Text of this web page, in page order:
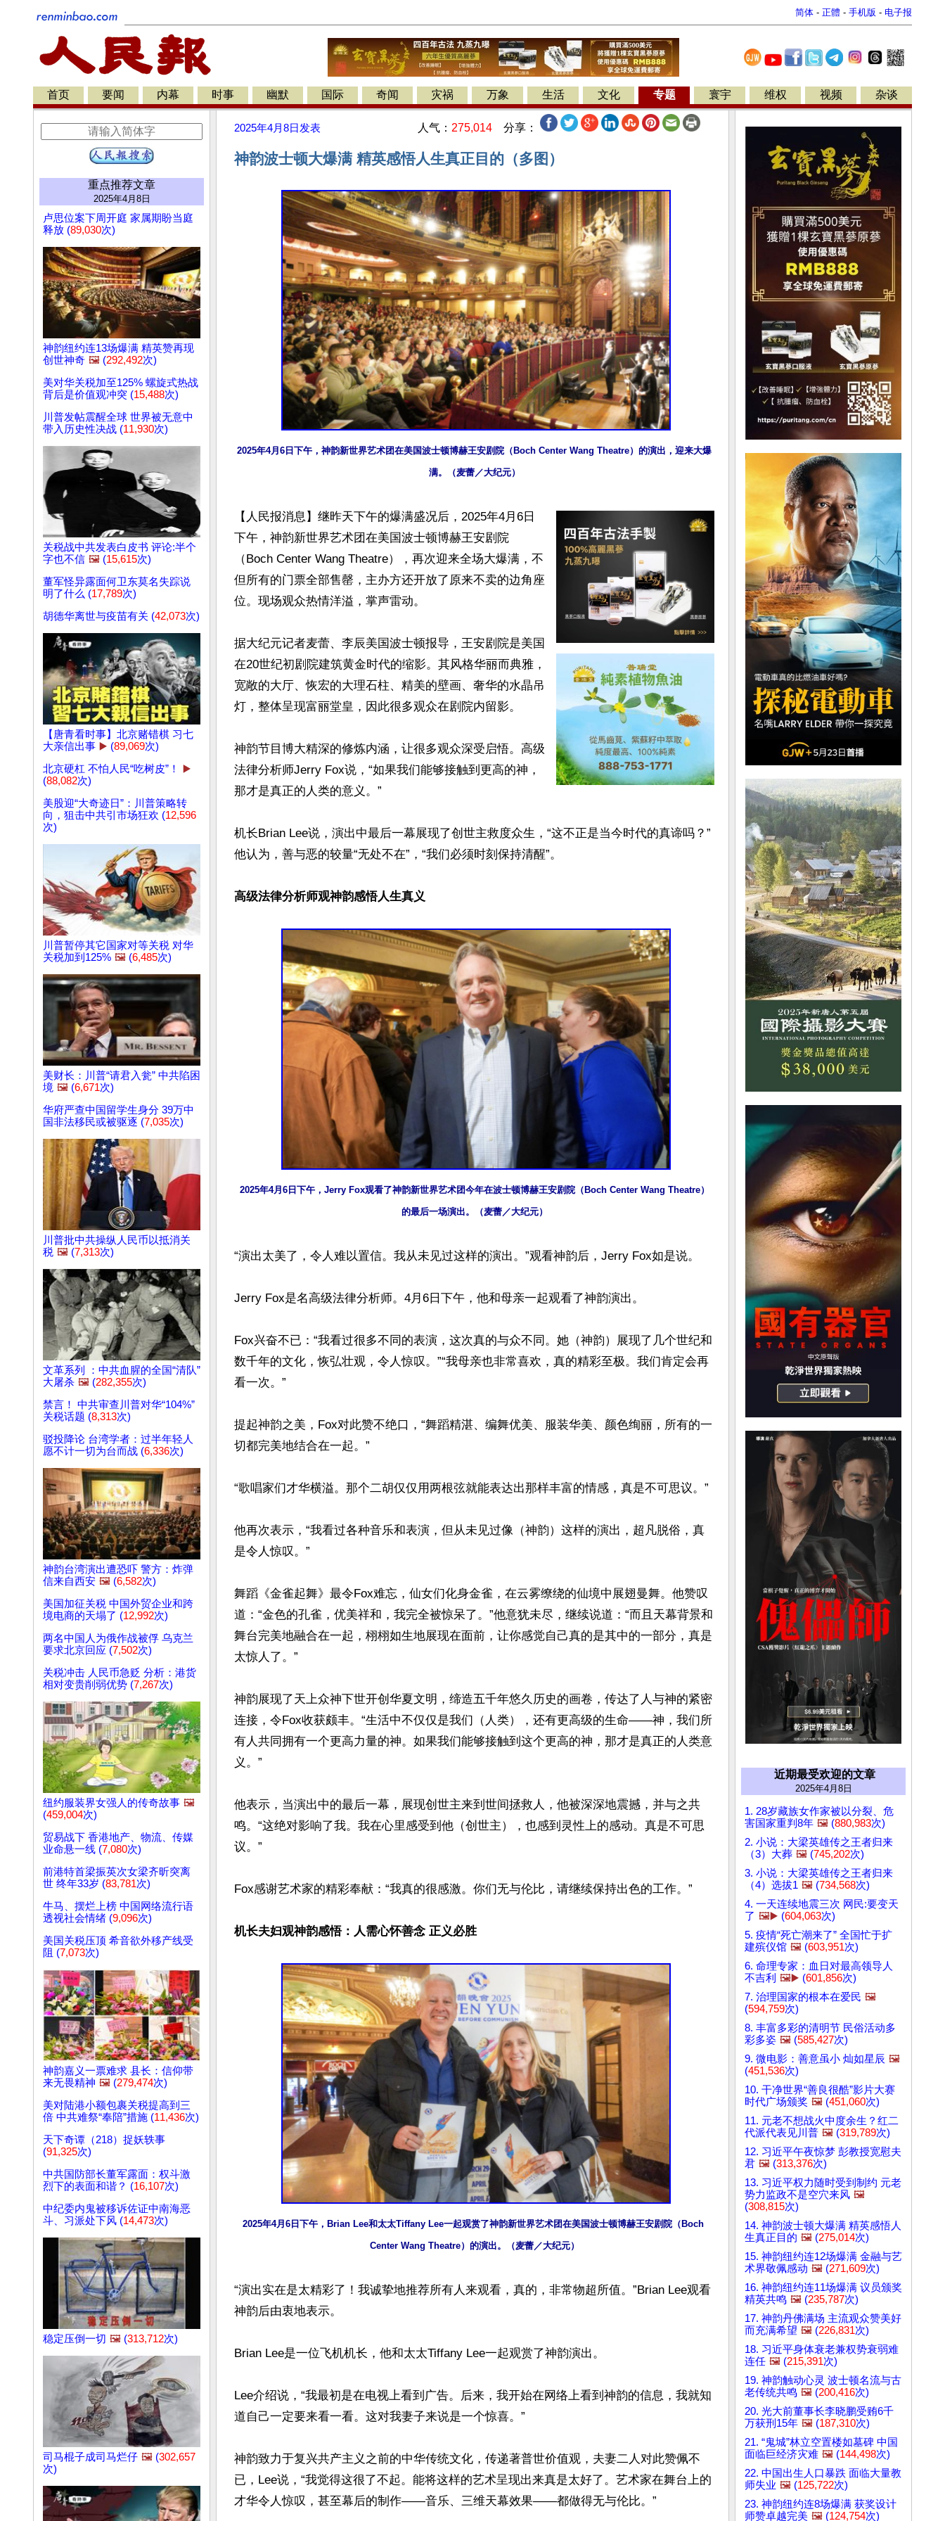
简体 - 正體 - 手机版 - 电子报
首页 要闻 内幕 时事 幽默 国际 奇闻 灾祸 万象 生活 文化 专题 寰宇 维权 视频 杂谈
重点推荐文章
2025年4月8日
卢思位案下周开庭 家属期盼当庭
释放 (89,030次)
神韵纽约连13场爆满 精英赞再现
创世神奇 🖼️ (292,492次)
美对华关税加至125% 螺旋式热战
背后是价值观冲突 (15,488次)
川普发帖震醒全球 世界被无意中
带入历史性决战 (11,930次)
关税战中共发表白皮书 评论:半个
字也不信 🖼️ (15,615次)
董军怪异露面何卫东莫名失踪说
明了什么 (17,789次)
胡德华离世与疫苗有关 (42,073次)
【唐青看时事】北京赌错棋 习七
大亲信出事 ▶️ (89,069次)
北京硬杠 不怕人民“吃树皮”！
▶️
(88,082次)
美股迎“大奇迹日”：川普策略转
向，狙击中共引市场狂欢 (12,596
次)
川普暂停其它国家对等关税 对华
关税加到125% 🖼️ (6,485次)
美财长：川普“请君入瓮” 中共陷困
境 🖼️ (6,671次)
华府严查中国留学生身分 39万中
国非法移民或被驱逐 (7,035次)
川普批中共操纵人民币以抵消关
税 🖼️ (7,313次)
文革系列 ：中共血腥的全国“清队”
大屠杀 🖼️ (282,355次)
禁言！ 中共审查川普对华“104%”
关税话题 (8,313次)
驳投降论 台湾学者：过半年轻人
愿不计一切为台而战 (6,336次)
神韵台湾演出遭恐吓 警方：炸弹
信来自西安 🖼️ (6,582次)
美国加征关税 中国外贸企业和跨
境电商的天塌了 (12,992次)
两名中国人为俄作战被俘 乌克兰
要求北京回应 (7,502次)
关税冲击 人民币急贬 分析：港货
相对变贵削弱优势 (7,267次)
纽约服装界女强人的传奇故事 🖼️
(459,004次)
贸易战下 香港地产、物流、传媒
业命悬一线 (7,080次)
前港特首梁振英次女梁齐昕突离
世 终年33岁 (83,781次)
牛马、摆烂上榜 中国网络流行语
透视社会情绪 (9,096次)
美国关税压顶 希音欲外移产线受
阻 (7,073次)
神韵嘉义一票难求 县长：信仰带
来无畏精神 🖼️ (279,474次)
美对陆港小额包裹关税提高到三
倍 中共难祭“奉陪”措施 (11,436次)
天下奇谭（218）捉妖轶事
(91,325次)
中共国防部长董军露面：权斗激
烈下的表面和谐？ (16,107次)
中纪委内鬼被移诉佐证中南海恶
斗、习派处下风 (14,473次)
稳定压倒一切 🖼️ (313,712次)
司马棍子成司马烂仔 🖼️ (302,657
次)
2025年4月8日 发表 人气： 275,014 分享：
神韵波士顿大爆满 精英感悟人生真正目的（多图）
2025年4月6日下午，神韵新世界艺术团在美国波士顿博赫王安剧院（Boch Center Wang Theatre）的演出，迎来大爆
满。（麦蕾／大纪元）
【人民报消息】继昨天下午的爆满盛况后，2025年4月6日
下午，神韵新世界艺术团在美国波士顿博赫王安剧院
（Boch Center Wang Theatre），再次迎来全场大爆满，不
但所有的门票全部售罄，主办方还开放了原来不卖的边角座
位。现场观众热情洋溢，掌声雷动。
据大纪元记者麦蕾、李辰美国波士顿报导，王安剧院是美国
在20世纪初剧院建筑黄金时代的缩影。其风格华丽而典雅，
宽敞的大厅、恢宏的大理石柱、精美的壁画、奢华的水晶吊
灯，整体呈现富丽堂皇，因此很多观众在剧院内留影。
神韵节目博大精深的修炼内涵，让很多观众深受启悟。高级
法律分析师Jerry Fox说，“如果我们能够接触到更高的神，
那才是真正的人类的意义。”
机长Brian Lee说，演出中最后一幕展现了创世主救度众生，“这不正是当今时代的真谛吗？”
他认为，善与恶的较量“无处不在”，“我们必须时刻保持清醒”。
高级法律分析师观神韵感悟人生真义
2025年4月6日下午，Jerry Fox观看了神韵新世界艺术团今年在波士顿博赫王安剧院（Boch Center Wang Theatre）
的最后一场演出。（麦蕾／大纪元）
“演出太美了，令人难以置信。我从未见过这样的演出。”观看神韵后，Jerry Fox如是说。
Jerry Fox是名高级法律分析师。4月6日下午，他和母亲一起观看了神韵演出。
Fox兴奋不已：“我看过很多不同的表演，这次真的与众不同。她（神韵）展现了几个世纪和
数千年的文化，恢弘壮观，令人惊叹。”“我母亲也非常喜欢，真的精彩至极。我们肯定会再
看一次。”
提起神韵之美，Fox对此赞不绝口，“舞蹈精湛、编舞优美、服装华美、颜色绚丽，所有的一
切都完美地结合在一起。”
“歌唱家们才华横溢。那个二胡仅仅用两根弦就能表达出那样丰富的情感，真是不可思议。”
他再次表示，“我看过各种音乐和表演，但从未见过像（神韵）这样的演出，超凡脱俗，真
是令人惊叹。”
舞蹈《金雀起舞》最令Fox难忘，仙女们化身金雀，在云雾缭绕的仙境中展翅曼舞。他赞叹
道：“金色的孔雀，优美祥和，我完全被惊呆了。”他意犹未尽，继续说道：“而且天幕背景和
舞台完美地融合在一起，栩栩如生地展现在面前，让你感觉自己真的是其中的一部分，真是
太惊人了。”
神韵展现了天上众神下世开创华夏文明，缔造五千年悠久历史的画卷，传达了人与神的紧密
连接，令Fox收获颇丰。“生活中不仅仅是我们（人类），还有更高级的生命——神，我们所
有人共同拥有一个更高力量的神。如果我们能够接触到这个更高的神，那才是真正的人类意
义。”
他表示，当演出中的最后一幕，展现创世主来到世间拯救人，他被深深地震撼，并与之共
鸣。“这绝对影响了我。我在心里感受到他（创世主），也感到灵性上的感动。真是不可思
议。”
Fox感谢艺术家的精彩奉献：“我真的很感激。你们无与伦比，请继续保持出色的工作。”
机长夫妇观神韵感悟：人需心怀善念 正义必胜
2025年4月6日下午，Brian Lee和太太Tiffany Lee一起观赏了神韵新世界艺术团在美国波士顿博赫王安剧院（Boch
Center Wang Theatre）的演出。（麦蕾／大纪元）
“演出实在是太精彩了！我诚挚地推荐所有人来观看，真的，非常物超所值。”Brian Lee观看
神韵后由衷地表示。
Brian Lee是一位飞机机长，他和太太Tiffany Lee一起观赏了神韵演出。
Lee介绍说，“我最初是在电视上看到广告。后来，我开始在网络上看到神韵的信息，我就知
道自己一定要来看一看。这对我妻子来说是一个惊喜。”
神韵致力于复兴共产主义之前的中华传统文化，传递著普世价值观，夫妻二人对此赞佩不
已，Lee说，“我觉得这很了不起。能将这样的艺术呈现出来真是太好了。艺术家在舞台上的
才华令人惊叹，甚至幕后的制作——音乐、三维天幕效果——都做得无与伦比。”
近期最受欢迎的文章
2025年4月8日
1. 28岁藏族女作家被以分裂、危
害国家重判8年 🖼️ (880,983次)
2. 小说：大梁英雄传之王者归来
（3）大葬 🖼️ (745,202次)
3. 小说：大梁英雄传之王者归来
（4）选拔1 🖼️ (734,568次)
4. 一天连续地震三次 网民:要变天
了 🖼️▶️ (604,063次)
5. 疫情“死亡潮来了” 全国忙于扩
建殡仪馆 🖼️ (603,951次)
6. 命理专家：血日对最高领导人
不吉利 🖼️▶️ (601,856次)
7. 治理国家的根本在爱民 🖼️
(594,759次)
8. 丰富多彩的清明节 民俗活动多
彩多姿 🖼️ (585,427次)
9. 微电影：善意虽小 灿如星辰 🖼️
(451,536次)
10. 干净世界“善良很酷”影片大赛
时代广场颁奖 🖼️ (451,060次)
11. 元老不想战火中度余生？红二
代派代表见川普 🖼️ (319,789次)
12. 习近平午夜惊梦 彭教授宽慰夫
君 🖼️ (313,376次)
13. 习近平权力随时受到制约 元老
势力监政不是空穴来风 🖼️
(308,815次)
14. 神韵波士顿大爆满 精英感悟人
生真正目的 🖼️ (275,014次)
15. 神韵纽约连12场爆满 金融与艺
术界敬佩感动 🖼️ (271,609次)
16. 神韵纽约连11场爆满 议员颁奖
精英共鸣 🖼️ (235,787次)
17. 神韵丹佛满场 主流观众赞美好
而充满希望 🖼️ (226,831次)
18. 习近平身体衰老兼权势衰弱难
连任 🖼️ (215,391次)
19. 神韵触动心灵 波士顿名流与古
老传统共鸣 🖼️ (200,416次)
20. 光大前董事长李晓鹏受贿6千
万获刑15年 🖼️ (187,310次)
21. “鬼城”林立空置楼如墓碑 中国
面临巨经济灾难 🖼️ (144,498次)
22. 中国出生人口暴跌 面临大量教
师失业 🖼️ (125,722次)
23. 神韵纽约连8场爆满 获奖设计
师赞卓越完美 🖼️ (124,754次)